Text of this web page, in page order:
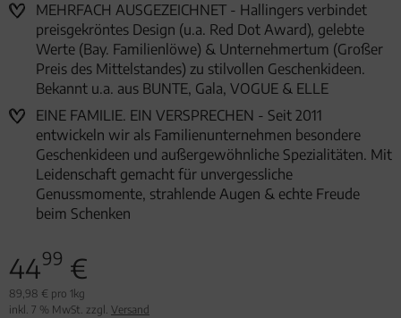
MEHRFACH AUSGEZEICHNET - Hallingers verbindet
preisgekröntes Design (u.a. Red Dot Award), gelebte
Werte (Bay. Familienlöwe) & Unternehmertum (Großer
Preis des Mittelstandes) zu stilvollen Geschenkideen.
Bekannt u.a. aus BUNTE, Gala, VOGUE & ELLE
EINE FAMILIE. EIN VERSPRECHEN - Seit 2011
entwickeln wir als Familienunternehmen besondere
Geschenkideen und außergewöhnliche Spezialitäten. Mit
Leidenschaft gemacht für unvergessliche
Genussmomente, strahlende Augen & echte Freude
beim Schenken
4499 €
89,98 € pro 1kg
inkl. 7 % MwSt. zzgl. Versand